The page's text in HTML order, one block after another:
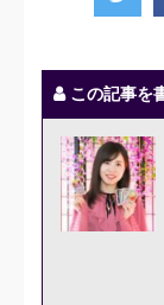
この記事を